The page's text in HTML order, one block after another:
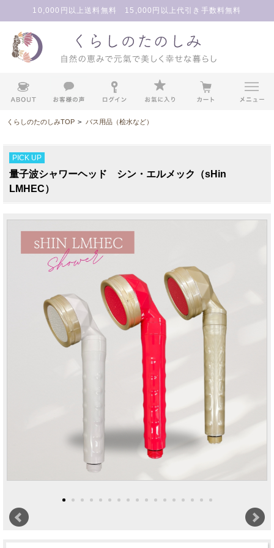
10,000円以上送料無料 15,000円以上代引き手数料無料
くらしのたのしみTOP > バス用品（桧水など）
PICK UP
量子波シャワーヘッド シン・エルメック（sHin
LMHEC）